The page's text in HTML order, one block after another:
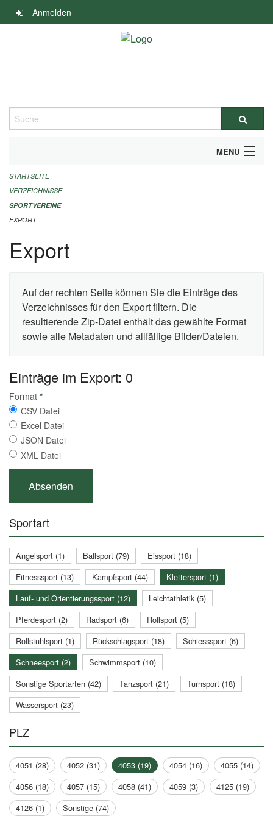
Navigation
überspringen
Anmelden
Suche
MENU
ALLGEMEINE INFORMATIONEN
FINANZIELLE UNTERSTÜTZUNG BENÖTIGT?
KONTAKT
STARTSEITE
VERZEICHNISSE
SPORTVEREINE
EXPORT
Export
Auf der rechten Seite können Sie die Einträge des
Verzeichnisses für den Export filtern. Die
resultierende Zip-Datei enthält das gewählte Format
sowie alle Metadaten und allfällige Bilder/Dateien.
Einträge im Export: 0
Format *
CSV Datei
Excel Datei
JSON Datei
XML Datei
Sportart
Angelsport (1) Ballsport (79)
Eissport (18)
Fitnesssport (13)
Kampfsport (44)
Klettersport (1)
Lauf- und Orientierungssport (12)
Leichtathletik (5)
Pferdesport (2)
Radsport (6)
Rollsport (5)
Rollstuhlsport (1)
Rückschlagsport (18)
Schiesssport (6)
Schneesport (2)
Schwimmsport (10)
Sonstige Sportarten (42)
Tanzsport (21)
Turnsport (18)
Wassersport (23)
PLZ
4051 (28) 4052 (31) 4053 (19) 4054 (16)
4055 (14)
4056 (18)
4057 (15) 4058 (41) 4059 (3)
4125 (19)
4126 (1)
Sonstige (74)